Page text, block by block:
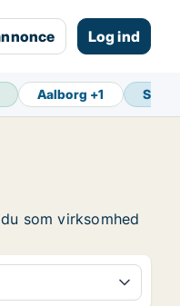
Log ind
Aalborg +1
som virksomhed